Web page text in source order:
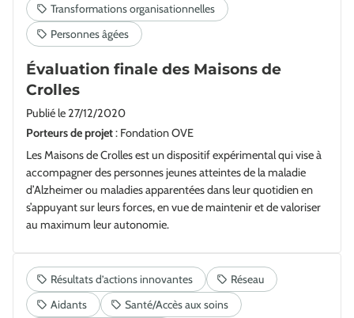
Évaluation finale des Maisons de
Crolles
Publié le 27/12/2020
Porteurs de projet: Fondation OVE
Les Maisons de Crolles est un dispositif expérimental qui vise à
accompagner des personnes jeunes atteintes de la maladie
d’Alzheimer ou maladies apparentées dans leur quotidien en
s’appuyant sur leurs forces, en vue de maintenir et de valoriser
au maximum leur autonomie.